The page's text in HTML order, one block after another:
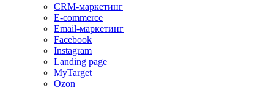
CRM-маркетинг
E-commerce
Email-маркетинг
Facebook
Instagram
Landing page
MyTarget
Ozon